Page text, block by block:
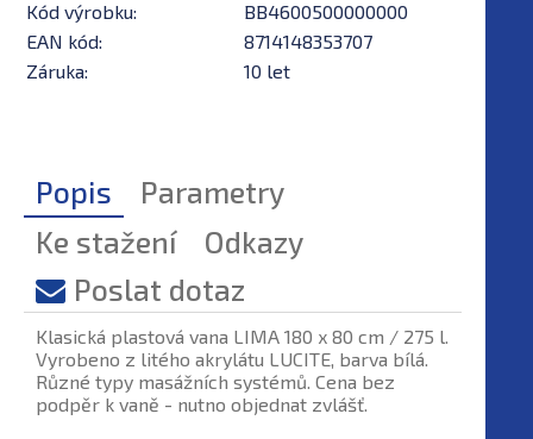
Kód výrobku:
BB4600500000000
EAN kód:
8714148353707
Záruka:
10 let
Popis
Parametry
Ke stažení
Odkazy
Poslat dotaz
Klasická plastová vana LIMA 180 x 80 cm / 275 l.
Vyrobeno z litého akrylátu LUCITE, barva bílá.
Různé typy masážních systémů. Cena bez
podpěr k vaně - nutno objednat zvlášť.